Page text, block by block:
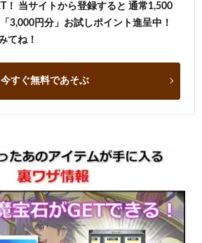
！ 当サイトから登録すると 通常1,500
3,000円分」お試しポイント進呈中！
てね！
今すぐ無料であそぶ